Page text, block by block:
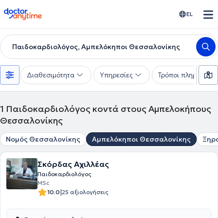
doctoranytime EL
Παιδοκαρδιολόγος, Αμπελόκηποι Θεσσαλονίκης
Διαθεσιμότητα Υπηρεσίες Τρόποι πληρωμής
1 Παιδοκαρδιολόγος κοντά στους Αμπελοκήπους
Θεσσαλονίκης
Νομός Θεσσαλονίκης Αμπελόκηποι Θεσσαλονίκης
Σκόρδας Αχιλλέας
Παιδοκαρδιολόγος
MSc
10.0|25 αξιολογήσεις